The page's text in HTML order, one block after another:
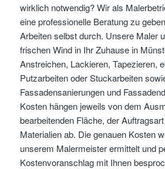
wirklich notwendig? Wir als
eine professionelle Beratung zu
Arbeiten selbst durch. Unsere Maler
frischen Wind in Ihr Zuhause in
Anstreichen, Lackieren, Tapezieren,
Putzarbeiten oder Stuckarbeiten
Fassadensanierungen und
Kosten hängen jeweils von dem
bearbeitenden Fläche, der
Materialien ab. Die genauen Kosten
unserem Malermeister ermittelt und
Kostenvoranschlag mit Ihnen